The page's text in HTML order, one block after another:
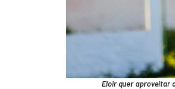
Eloir quer aproveitar